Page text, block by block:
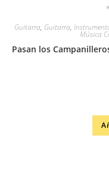
Guitarra, Guitarra,
Música
Pasan los